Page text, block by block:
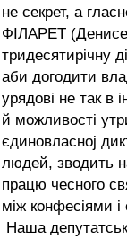
не секрет, а
ФІЛАРЕТ
тридесятирічну
аби догодити
урядові не так в
й можливості
єдиновласној
людей, зводить
працю чесного
між конфесіями
Наша